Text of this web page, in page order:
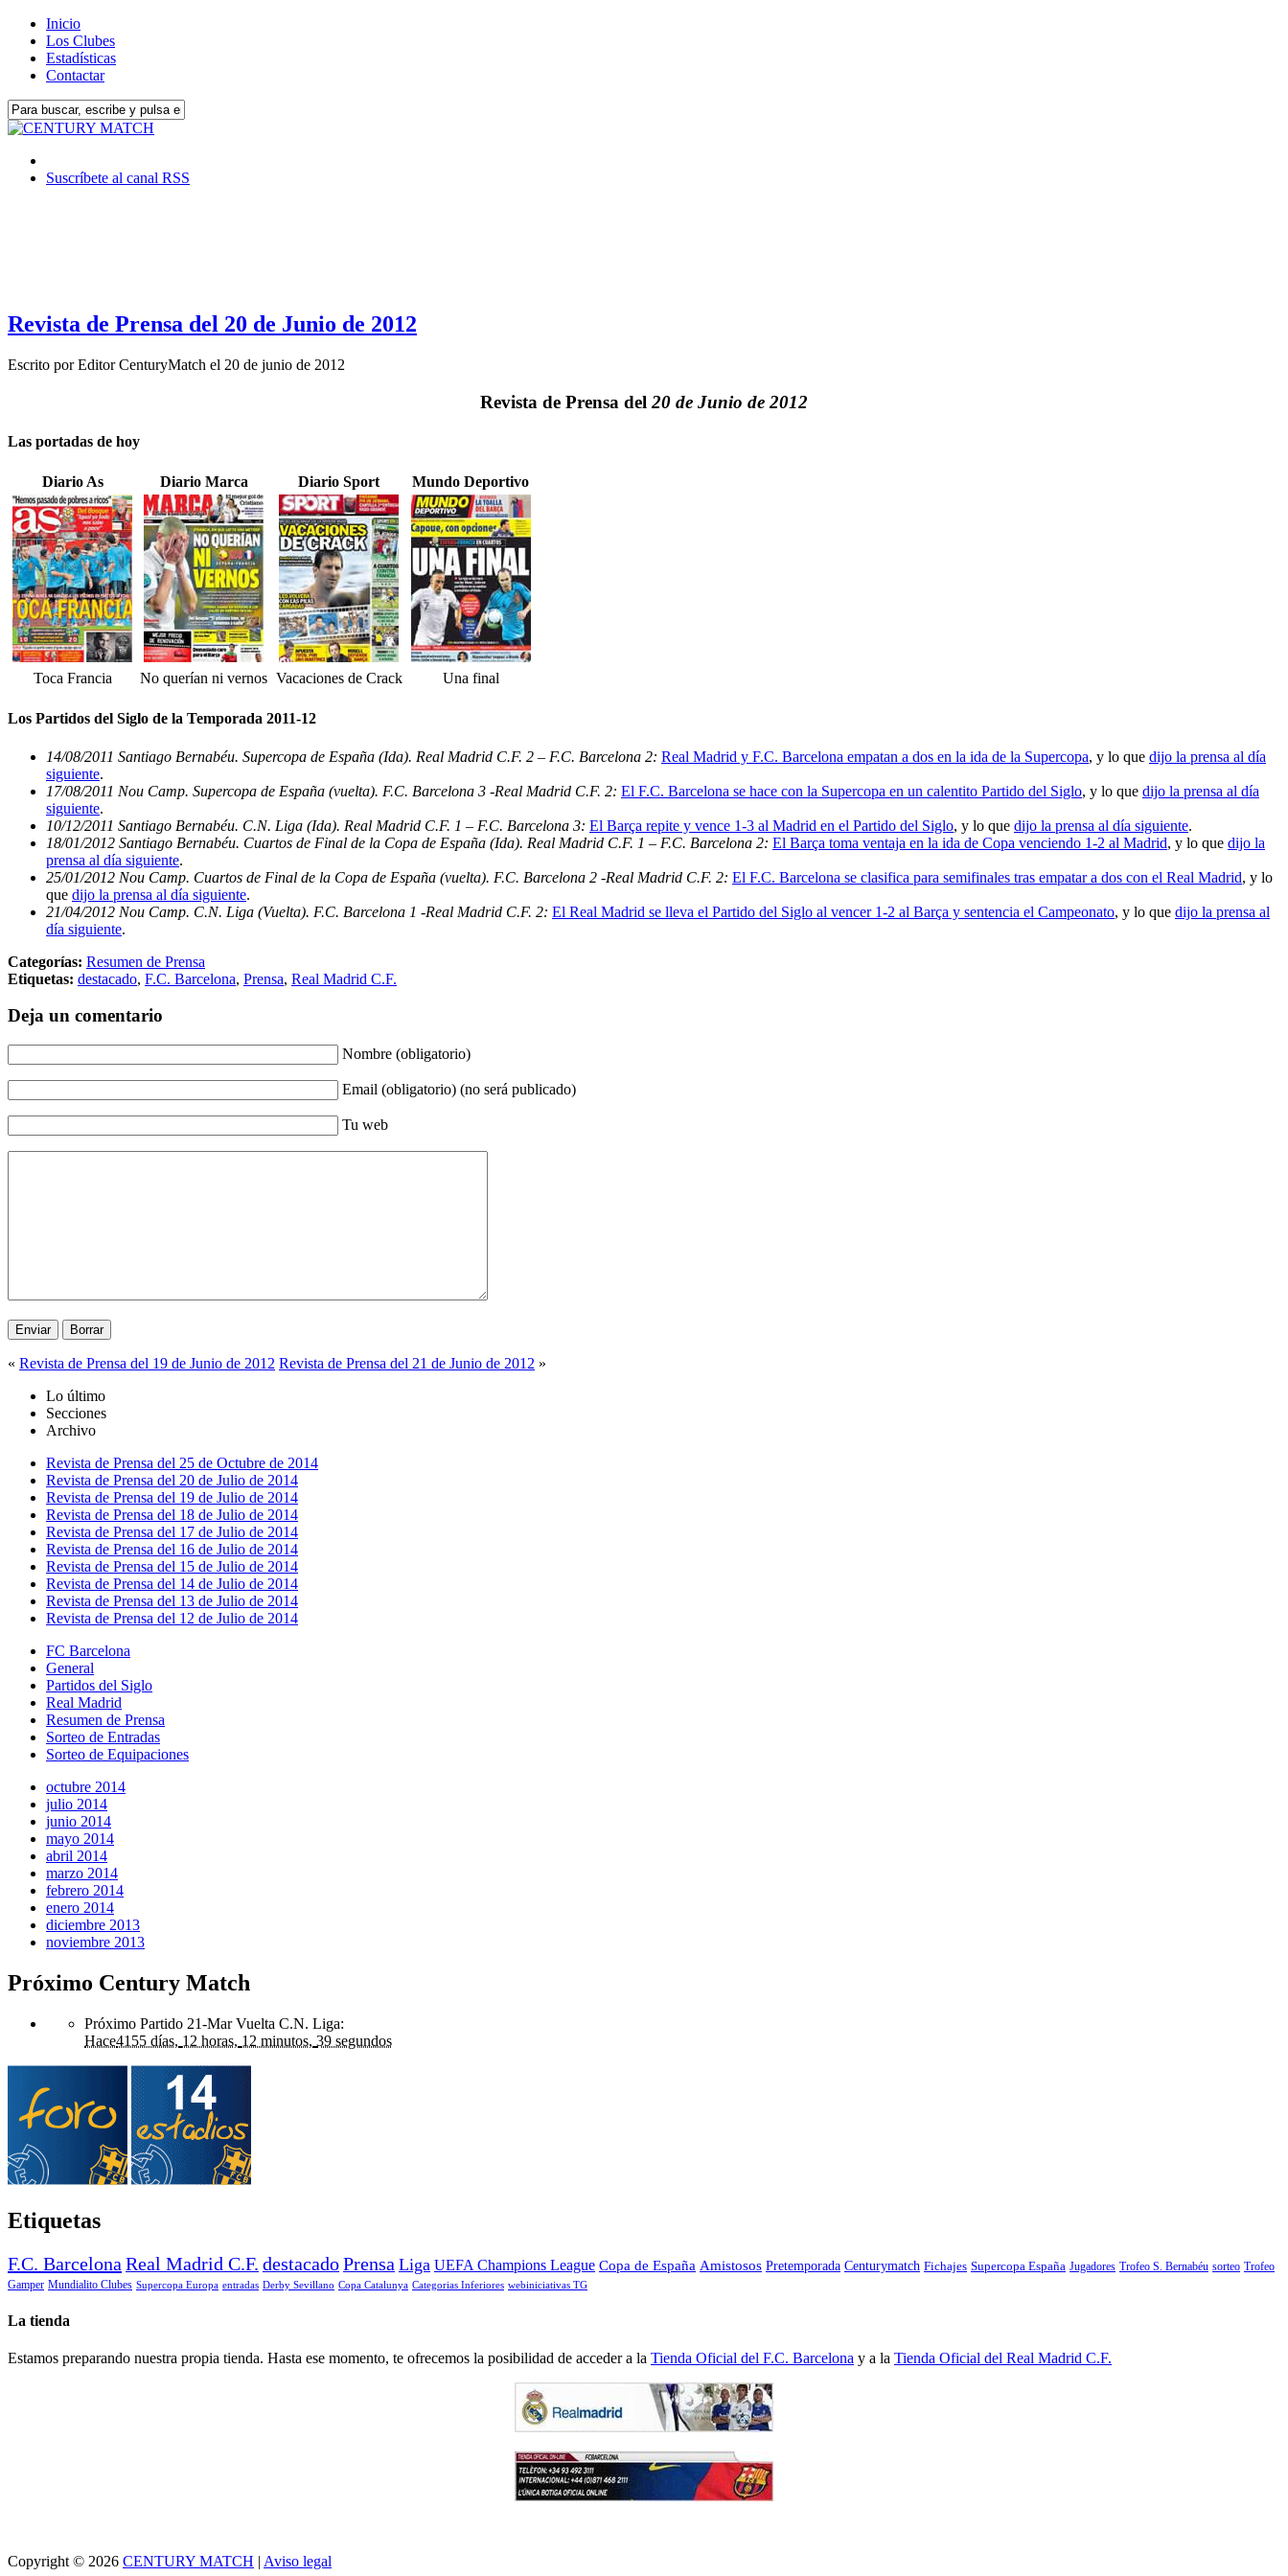
Inicio
Los Clubes
Estadísticas
Contactar
Suscríbete al canal RSS
Revista de Prensa del 20 de Junio de 2012
Escrito porEditor CenturyMatch el 20 de junio de 2012
Revista de Prensa del 20 de Junio de 2012
Las portadas de hoy
Diario As Diario Marca Diario Sport Mundo Deportivo
Toca Francia No querían ni vernos Vacaciones de Crack Una final
Los Partidos del Siglo de la Temporada 2011-12
14/08/2011 Santiago Bernabéu. Supercopa de España (Ida). Real Madrid C.F. 2 – F.C. Barcelona 2: Real Madrid y F.C. Barcelona empatan a dos en la ida de la Supercopa, y lo que dijo la prensa al día
siguiente.
17/08/2011 Nou Camp. Supercopa de España (vuelta). F.C. Barcelona 3 -Real Madrid C.F. 2: El F.C. Barcelona se hace con la Supercopa en un calentito Partido del Siglo, y lo que dijo la prensa al día
siguiente.
10/12/2011 Santiago Bernabéu. C.N. Liga (Ida). Real Madrid C.F. 1 – F.C. Barcelona 3: El Barça repite y vence 1-3 al Madrid en el Partido del Siglo, y lo que dijo la prensa al día siguiente.
18/01/2012 Santiago Bernabéu. Cuartos de Final de la Copa de España (Ida). Real Madrid C.F. 1 – F.C. Barcelona 2: El Barça toma ventaja en la ida de Copa venciendo 1-2 al Madrid, y lo que dijo la
prensa al día siguiente.
25/01/2012 Nou Camp. Cuartos de Final de la Copa de España (vuelta). F.C. Barcelona 2 -Real Madrid C.F. 2: El F.C. Barcelona se clasifica para semifinales tras empatar a dos con el Real Madrid, y lo
que dijo la prensa al día siguiente.
21/04/2012 Nou Camp. C.N. Liga (Vuelta). F.C. Barcelona 1 -Real Madrid C.F. 2: El Real Madrid se lleva el Partido del Siglo al vencer 1-2 al Barça y sentencia el Campeonato, y lo que dijo la prensa al
día siguiente.
Categorías: Resumen de Prensa
Etiquetas: destacado, F.C. Barcelona, Prensa, Real Madrid C.F.
Deja un comentario
Nombre (obligatorio)
Email (obligatorio) (no será publicado)
Tu web
« Revista de Prensa del 19 de Junio de 2012 Revista de Prensa del 21 de Junio de 2012 »
Lo último
Secciones
Archivo
Revista de Prensa del 25 de Octubre de 2014
Revista de Prensa del 20 de Julio de 2014
Revista de Prensa del 19 de Julio de 2014
Revista de Prensa del 18 de Julio de 2014
Revista de Prensa del 17 de Julio de 2014
Revista de Prensa del 16 de Julio de 2014
Revista de Prensa del 15 de Julio de 2014
Revista de Prensa del 14 de Julio de 2014
Revista de Prensa del 13 de Julio de 2014
Revista de Prensa del 12 de Julio de 2014
FC Barcelona
General
Partidos del Siglo
Real Madrid
Resumen de Prensa
Sorteo de Entradas
Sorteo de Equipaciones
octubre 2014
julio 2014
junio 2014
mayo 2014
abril 2014
marzo 2014
febrero 2014
enero 2014
diciembre 2013
noviembre 2013
Próximo Century Match
Próximo Partido 21-Mar Vuelta C.N. Liga:
Hace4155 días, 12 horas, 12 minutos, 39 segundos
Etiquetas
F.C. Barcelona Real Madrid C.F. destacadoPrensa Liga UEFA Champions League Copa de España Amistosos Pretemporada Centurymatch Fichajes Supercopa España Jugadores Trofeo S. Bernabéu sorteo Trofeo
Gamper Mundialito Clubes Supercopa Europa entradas Derby Sevillano Copa Catalunya Categorias Inferiores webiniciativas TG
La tienda
Estamos preparando nuestra propia tienda. Hasta ese momento, te ofrecemos la posibilidad de acceder a la Tienda Oficial del F.C. Barcelona y a la Tienda Oficial del Real Madrid C.F.
Copyright © 2026 CENTURY MATCH | Aviso legal